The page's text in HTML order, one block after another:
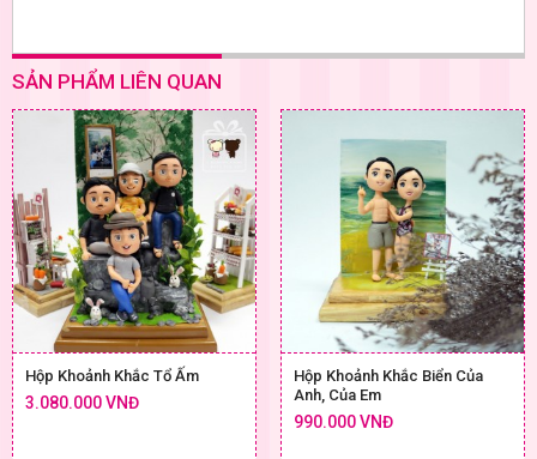
SẢN PHẨM LIÊN QUAN
Hộp Khoảnh Khắc Tổ Ấm
3.080.000 VNĐ
Hộp Khoảnh Khắc Biển Của
Anh, Của Em
990.000 VNĐ